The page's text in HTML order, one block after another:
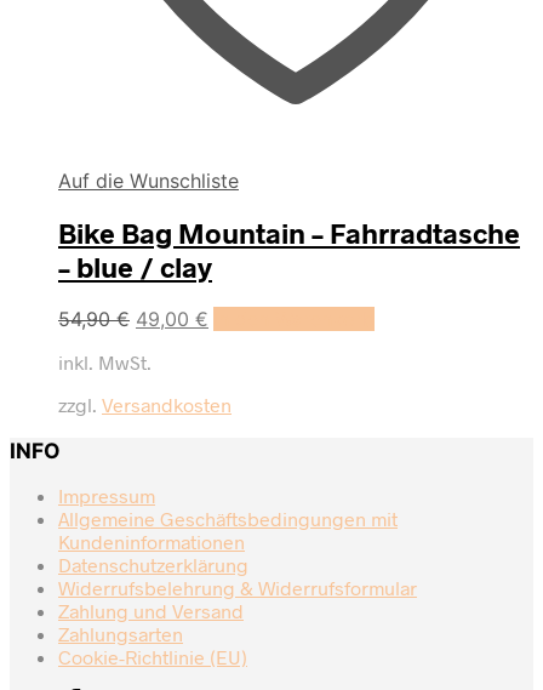
Auf die Wunschliste
Bike Bag Mountain – Fahrradtasche
– blue / clay
54,90€ Ursprünglicher
war:
49,00 €
inkl. MwSt.
zzgl. Versandkosten
INFO
Impressum
Allgemeine Geschäftsbedingungen mit
Kundeninformationen
Datenschutzerklärung
Widerrufsbelehrung & Widerrufsformular
Zahlung und Versand
Zahlungsarten
Cookie-Richtlinie (EU)